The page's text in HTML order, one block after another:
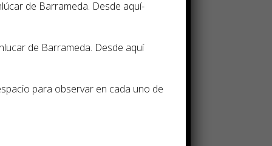
de Barrameda. Desde aquí­
de Barrameda. Desde aquí
para observar en cada uno de